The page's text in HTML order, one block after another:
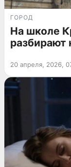
ГОРОД
На школе
20 апреля, 2026,